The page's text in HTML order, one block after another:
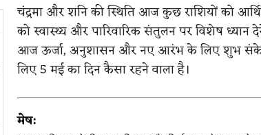
चंद्रमा और शनि की स्थिति आज कुछ राशियों को
को स्वास्थ्य और पारिवारिक संतुलन पर विशेष ध्यान
आज ऊर्जा, अनुशासन और नए आरंभ के लिए शुभ
लिए 5 मई का दिन कैसा रहने वाला है।
मेष: